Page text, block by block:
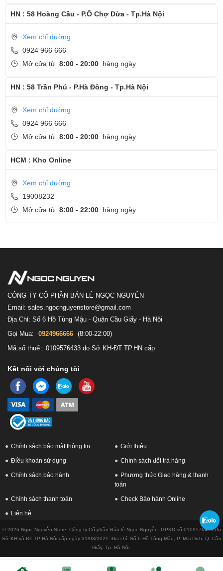
HN : 58 Hoàng Cầu - P.Ô Chợ Dừa - Tp.Hà Nội
Xem chỉ đường
0924 966 666
Mở cửa từ 8:00 - 20:00 hàng ngày
HN : 58 Trần Phú - P.Hà Đông - Tp.Hà Nội
Xem chỉ đường
0924 966 666
Mở cửa từ 8:00 - 20:00 hàng ngày
HCM : Kho Online
Xem chỉ đường
19008232
Mở cửa từ 8:00 - 22:00 hàng ngày
CÔNG TY CỔ PHẦN BÁN LẺ NGỌC NGUYỄN
Email: sales.ngocnguyenstore@gmail.com
Địa Chỉ: Số 6 Hồ Tùng Mậu - Quận Cầu Giấy - Hà Nội
Gọi Mua:
0924966666 (8:00-22:00)
Mã số thuế : 0109576433 do Sở KH-ĐT TP.HN cấp
Kết nối với chúng tôi
Chính sách bảo mật thông tin Giới thiệu
Điều khoản sử dụng Chính sách đổi trả hàng
Chính sách bảo hành
Phương thức Giao hàng & thanh
toán
Chính sách thanh toán Check Bảo hành Online
Liên hệ
© 2026 Ngọc Nguyễn Store. Công ty Cổ phần Bán lẻ Ngọc Nguyễn. GPKD số 0109576433 do
Sở KH và ĐT TP Hà Nội cấp ngày 31/03/2021. Địa chỉ: Số 6 Hồ Tùng Mậu, P. Mai Dịch, Q. Cầu
Giấy, Tp. Hà Nội.